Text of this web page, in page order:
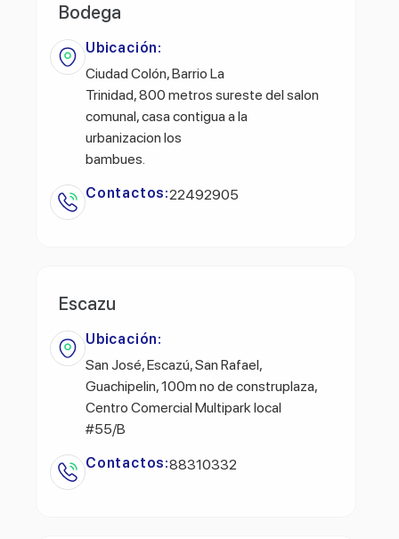
Bodega
Ubicación:
Ciudad Colón, Barrio La
Trinidad, 800 metros sureste del salon
comunal, casa contigua a la
urbanizacion los
bambues.
Contactos:22492905
Escazu
Ubicación:
San José, Escazú, San Rafael,
Guachipelin, 100m no de construplaza,
Centro Comercial Multipark local
#55/B
Contactos:88310332